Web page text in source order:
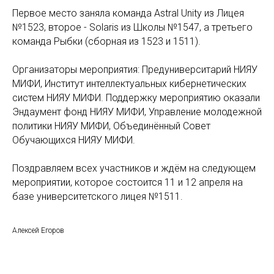
Первое место заняла команда Astral Unity из Лицея
№1523, второе - Solaris из Школы №1547, а третьего
команда Рыбки (сборная из 1523 и 1511).
Организаторы мероприятия: Предуниверситарий НИЯУ
МИФИ, Институт интеллектуальных кибернетических
систем НИЯУ МИФИ. Поддержку мероприятию оказали
Эндаумент фонд НИЯУ МИФИ, Управление молодежной
политики НИЯУ МИФИ, Объединённый Совет
Обучающихся НИЯУ МИФИ.
Поздравляем всех участников и ждём на следующем
мероприятии, которое состоится 11 и 12 апреля на
базе университетского лицея №1511.
Алексей Егоров